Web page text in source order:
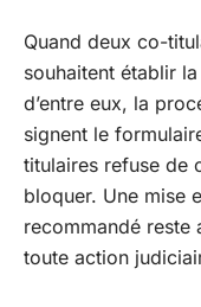
Quand deux co-
souhaitent établir
d’entre eux, la
signent le
titulaires refuse de
bloquer. Une mise
recommandé reste
toute action